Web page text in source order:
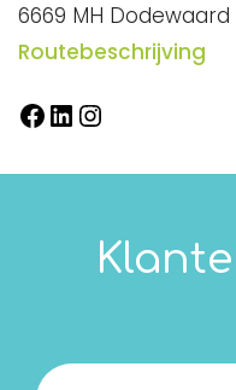
6669 MH Dodewaard
Routebeschrijving
Facebook
LinkedIn
Instagram